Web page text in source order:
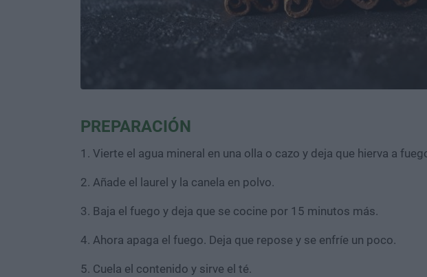
PREPARACIÓN
1. Vierte el agua mineral en una olla o cazo y deja que hierva a
2. Añade el laurel y la canela en polvo.
3. Baja el fuego y deja que se cocine por 15 minutos más.
4. Ahora apaga el fuego. Deja que repose y se enfríe un poco.
5. Cuela el contenido y sirve el té.